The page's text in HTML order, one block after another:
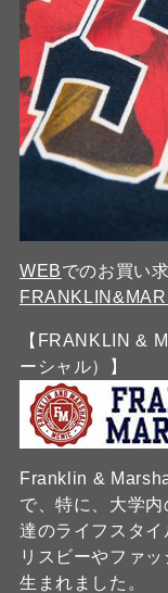
WEBでのお買い
【FRANKLIN &
ーシャル）】
Franklin &
で、特に、大学
達のライフスタ
リスビーやファ
生まれました。